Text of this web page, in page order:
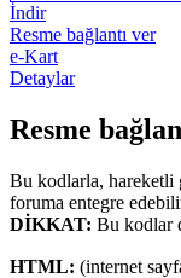
İndir
Resme bağlantı ver
e-Kart
Detaylar
Resme
Bu kodlarla, hareketli
foruma entegre
DİKKAT: Bu kodlar
HTML: (internet